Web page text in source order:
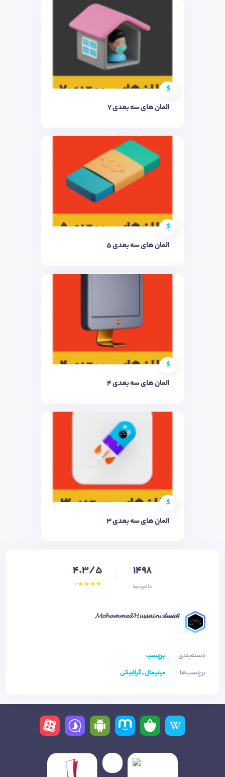
$
المان های سه بعدی 7
$
المان های سه بعدی 5
$
المان های سه بعدی 4
$
المان های سه بعدی 3
1498
دانلودها
4.3/5
𝓜𝓸𝓱𝓪𝓶𝓶𝓮𝓭 𝓗𝓾𝓼𝓼𝓪𝓲𝓷 𝒜𝓂𝒾𝒹𝒾
دسته‌بندی
برچسب
برچسب‌ها
مینیمال,گرافیکی